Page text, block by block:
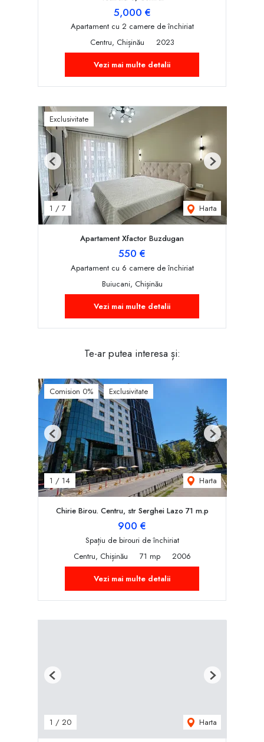
5,000 €
Apartament cu 2 camere de închiriat
Centru, Chișinău
2023
Vezi mai multe detalii
Exclusivitate
1 / 7 Harta
Previous Next
Apartament Xfactor Buzdugan
550 €
Apartament cu 6 camere de închiriat
Buiucani, Chișinău
Vezi mai multe detalii
Te-ar putea interesa și:
Comision 0% Exclusivitate
1 / 14 Harta
Previous Next
Chirie Birou. Centru, str Serghei Lazo 71 m.p
900 €
Spațiu de birouri de închiriat
Centru, Chișinău
71 mp
2006
Vezi mai multe detalii
1 / 20 Harta
Previous Next